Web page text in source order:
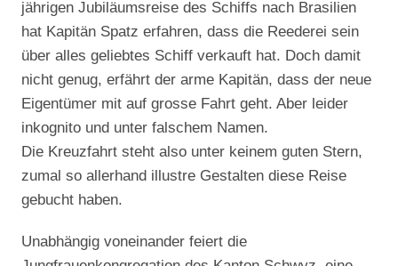
jährigen Jubiläumsreise des Schiffs nach Brasilien
hat Kapitän Spatz erfahren, dass die Reederei sein
über alles geliebtes Schiff verkauft hat. Doch damit
nicht genug, erfährt der arme Kapitän, dass der neue
Eigentümer mit auf grosse Fahrt geht. Aber leider
inkognito und unter falschem Namen.
Die Kreuzfahrt steht also unter keinem guten Stern,
zumal so allerhand illustre Gestalten diese Reise
gebucht haben.
Unabhängig voneinander feiert die